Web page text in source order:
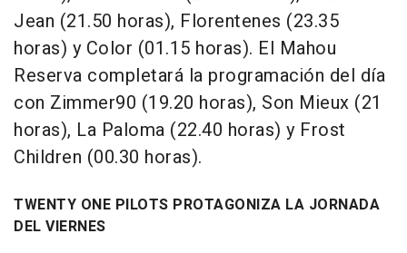
Jean (21.50 horas), Florentenes (23.35
horas) y Color (01.15 horas). El Mahou
Reserva completará la programación del día
con Zimmer90 (19.20 horas), Son Mieux (21
horas), La Paloma (22.40 horas) y Frost
Children (00.30 horas).
TWENTY ONE PILOTS PROTAGONIZA LA JORNADA
DEL VIERNES